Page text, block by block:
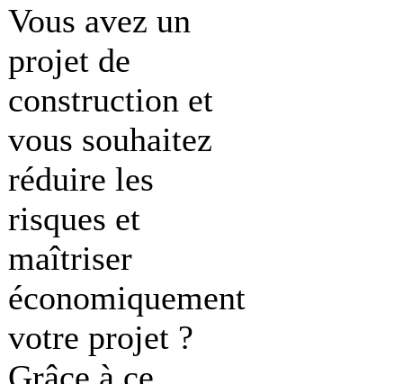
Vous avez un
projet de
construction et
vous souhaitez
réduire les
risques et
maîtriser
économiquement
votre projet ?
Grâce à ce